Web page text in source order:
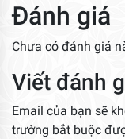
Đánh giá
Chưa có đánh giá
Viết đánh
Email của bạn sẽ
trường bắt buộc